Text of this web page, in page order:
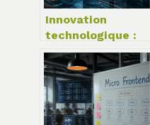
Innovation
technologique :
quand 20 millions
d’heures de vidéo
façonnent l’IA de
demain